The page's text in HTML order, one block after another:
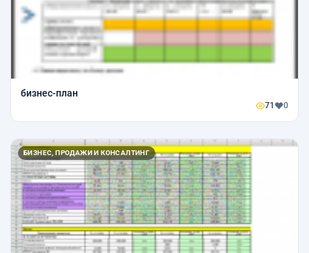
бизнес-план
71 0
БИЗНЕС, ПРОДАЖИ И КОНСАЛТИНГ